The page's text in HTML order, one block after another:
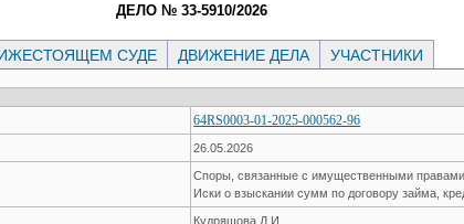
ДЕЛО № 33-5910/2026
СУДЕ ДВИЖЕНИЕ ДЕЛА УЧАСТНИКИ
64RS0003-01-2025-000562-96
26.05.2026
Споры, связанные с имущественными
Иски о взыскании сумм по договору займа,
Кудряшова Д.И.